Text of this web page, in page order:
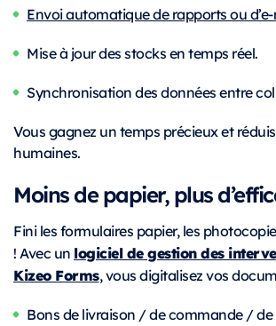
Envoi automatique de rapports ou
Mise à jour des stocks en temps réel.
Synchronisation des données entre
Vous gagnez un temps précieux et
humaines.
Moins de papier, plus
Fini les formulaires papier, les
! Avec un logiciel de gestion des
Kizeo Forms, vous digitalisez vos
Bons de livraison / de commande /